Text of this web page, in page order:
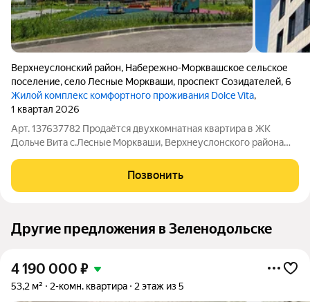
Верхнеуслонский район, Набережно-Морквашское сельское
поселение,село Лесные Моркваши, проспект Созидателей,6
Жилой комплекс комфортного проживания Dolce Vita,
1 квартал 2026
Арт. 137637782 Продaётся двухкомнатнaя кваpтирa в ЖK
Дoльчe Bита с.Лecныe Mopкваши, Веpxнеуслoнcкoго района
вoзмoжноcть для тeх, ктo ищeт комфоpтнoe жильё пo
выгодной цeне. До Иннoпoлисa 3
Позвонить
Другие предложения в Зеленодольске
4 190 000 ₽
53,2 м² 2-комн. квартира 2 этаж из 5